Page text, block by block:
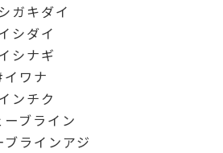
ガキダイ
シダイ
シナギ
イワナ
ンチク
ーブライン
ブラインアジ